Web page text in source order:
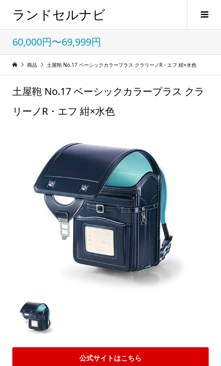
ランドセルナビ
60,000円〜69,999円
商品 土屋鞄 No.17 ベーシックカラープラス クラリーノR・エフ 紺×水色
土屋鞄 No.17 ベーシックカラープラス クラ
リーノR・エフ 紺×水色
公式サイトはこちら